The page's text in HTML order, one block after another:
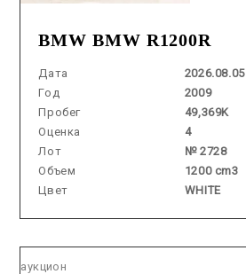
BMW BMW R1200R
Дата
2026.08.05
Год
2009
Пробег
49,369K
Оценка
4
Лот
№ 2728
Объем
1200 cm3
Цвет
WHITE
аукцион